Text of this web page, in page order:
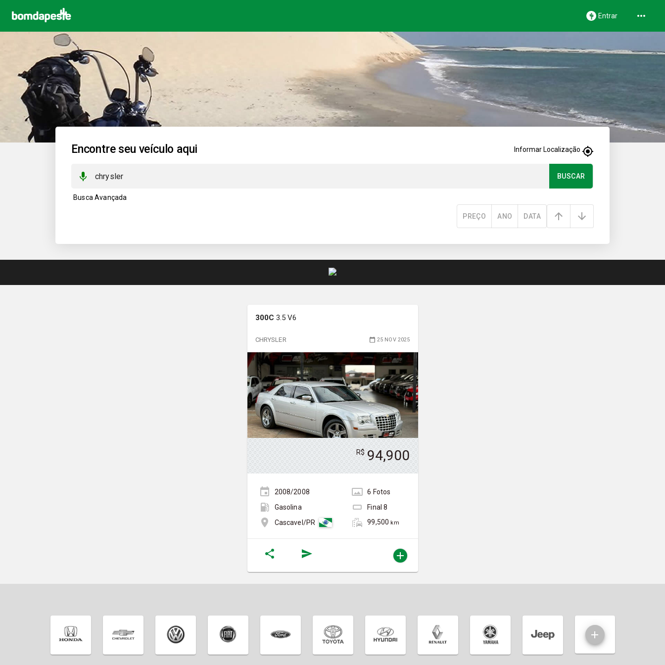
Entrar
Encontre seu veículo aqui Informar Localização
BUSCAR
Busca Avançada
PREÇO ANO DATA
300C 3.5 V6
CHRYSLER 25 NOV 2025
R$ 94,900
2008/2008 6 Fotos
Gasolina
Final8
Cascavel/PR
99,500 km